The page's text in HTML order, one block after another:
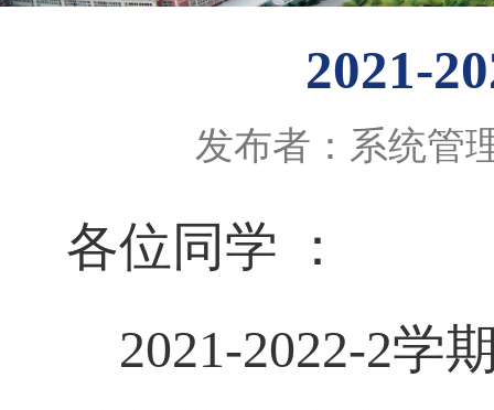
2021-
发布者：系统管
各位同学 ：
2021-2022-2学